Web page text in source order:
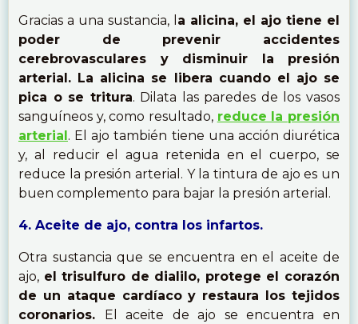
Gracias a una sustancia, l a alicina, el ajo tiene el
poder de prevenir accidentes
cerebrovasculares y disminuir la presión
arterial. La alicina se libera cuando el ajo se
pica o se tritura. Dilata las paredes de los vasos
sanguíneos y, como resultado, reduce la presión
arterial . El ajo también tiene una acción diurética
y, al reducir el agua retenida en el cuerpo, se
reduce la presión arterial. Y la tintura de ajo es un
buen complemento para bajar la presión arterial.
4. Aceite de ajo, contra los infartos.
Otra sustancia que se encuentra en el aceite de
ajo, el trisulfuro de dialilo, protege el corazón
de un ataque cardíaco y restaura los tejidos
coronarios.
El aceite de ajo se encuentra en